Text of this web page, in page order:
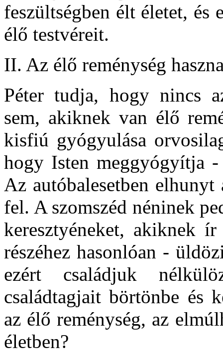
feszültségben élt életet, és
élő testvéreit.
II. Az élő reménység
Péter tudja, hogy nincs
sem, akiknek van élő
kisfiú gyógyulása
hogy Isten meggyógyítja
Az autóbalesetben elhunyt
fel. A szomszéd néninek
keresztyéneket, akiknek
részéhez hasonlóan -
ezért családjuk
családtagjait börtönbe és
az élő reménység, az
életben?